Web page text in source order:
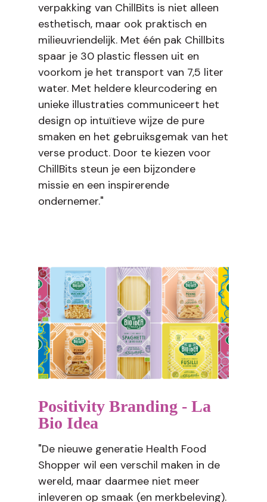
verpakking van ChillBits is niet alleen
esthetisch, maar ook praktisch en
milieuvriendelijk. Met één pak Chillbits
spaar je 30 plastic flessen uit en
voorkom je het transport van 7,5 liter
water. Met heldere kleurcodering en
unieke illustraties communiceert het
design op intuïtieve wijze de pure
smaken en het gebruiksgemak van het
verse product. Door te kiezen voor
ChillBits steun je een bijzondere
missie en een inspirerende
ondernemer."
Positivity Branding - La
Bio Idea
"De nieuwe generatie Health Food
Shopper wil een verschil maken in de
wereld, maar daarmee niet meer
inleveren op smaak (en merkbeleving).